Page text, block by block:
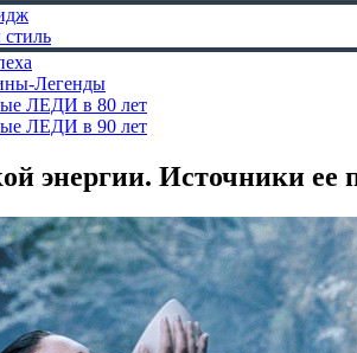
Легенды
ЛЕДИ в 80 лет
ЛЕДИ в 90 лет
энергии. Источники